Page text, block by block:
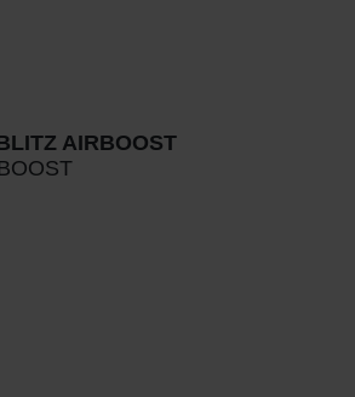
AIRBOOST